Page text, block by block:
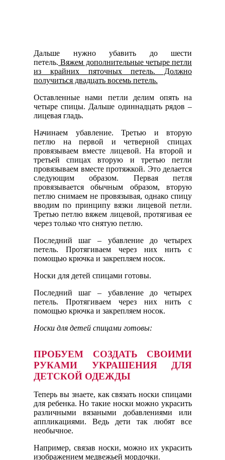
Дальше нужно убавить до шести
петель. Вяжем дополнительные четыре петли
из крайних пяточных петель. Должно
получиться двадцать восемь петель.
Оставленные нами петли делим опять на
четыре спицы. Дальше одиннадцать рядов –
лицевая гладь.
Начинаем убавление. Третью и вторую
петлю на первой и четверной спицах
провязываем вместе лицевой. На второй и
третьей спицах вторую и третью петли
провязываем вместе протяжкой. Это делается
следующим образом. Первая петля
провязывается обычным образом, вторую
петлю снимаем не провязывая, однако спицу
вводим по принципу вязки лицевой петли.
Третью петлю вяжем лицевой, протягивая ее
через только что снятую петлю.
Последний шаг – убавление до четырех
петель. Протягиваем через них нить с
помощью крючка и закрепляем носок.
Носки для детей спицами готовы.
Последний шаг – убавление до четырех
петель. Протягиваем через них нить с
помощью крючка и закрепляем носок.
Носки для детей спицами готовы:
ПРОБУЕМ СОЗДАТЬ СВОИМИ
РУКАМИ УКРАШЕНИЯ ДЛЯ
ДЕТСКОЙ ОДЕЖДЫ
Теперь вы знаете, как связать носки спицами
для ребенка. Но такие носки можно украсить
различными вязаными добавлениями или
аппликациями. Ведь дети так любят все
необычное.
Например, связав носки, можно их украсить
изображением медвежьей мордочки.